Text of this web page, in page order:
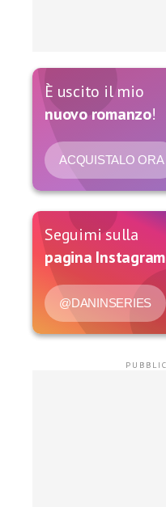
È uscito il mio
nuovo romanzo!
ACQUISTALO ORA
Seguimi sulla
pagina Instagram
@DANINSERIES